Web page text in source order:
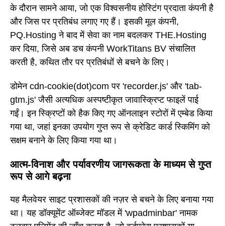
के दौरान सामने आया, जो एक विश्वसनीय होस्टिंग प्रदाता कंपनी है
और जिस पर प्रतिबंध लगाए गए हैं। इसकी मूल कंपनी,
PQ.Hosting ने बाद में सेवा का नाम बदलकर THE.Hosting
कर दिया, जिसे अब डच कंपनी WorkTitans BV संचालित
करती है, कथित तौर पर प्रतिबंधों से बचने के लिए।
डोमेन cdn-cookie(dot)com पर 'recorder.js' और 'tab-
gtm.js' जैसी अत्यधिक अस्पष्टीकृत जावास्क्रिप्ट फाइलें पाई
गईं। इन स्क्रिप्टों को हैक किए गए ऑनलाइन स्टोरों में एम्बेड किया
गया था, जहां इनका उपयोग गुप्त रूप से क्रेडिट कार्ड स्किमिंग को
सक्षम बनाने के लिए किया गया था।
आत्म-विनाश और पर्यावरणीय जागरूकता के माध्यम से गुप्त
रूप से आगे बढ़ना
यह मैलवेयर साइट प्रशासकों की नज़र से बचने के लिए बनाया गया
था। यह डॉक्यूमेंट ऑब्जेक्ट मॉडल में 'wpadminbar' नामक